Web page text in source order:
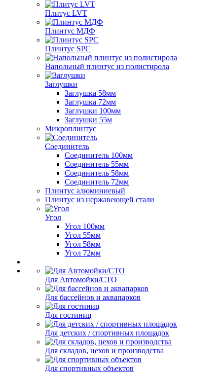
Плитус LVT
Плинтус МДФ
Плинтус SPC
Напольный плинтус из полистирола
Заглушки
Заглушка 58мм
Заглушка 72мм
Заглушки 100мм
Заглушки 55м
Микроплинтус
Соединитель
Соединитель 100мм
Соединитель 55мм
Соединитель 58мм
Соединитель 72мм
Плинтус алюминиевый
Плинтус из нержавеющей стали
Угол
Угол 100мм
Угол 55мм
Угол 58мм
Угол 72мм
Для Автомойки/СТО
Для бассейнов и аквапарков
Для гостиниц
Для детских / спортивных площадок
Для складов, цехов и производства
Для спортивных объектов